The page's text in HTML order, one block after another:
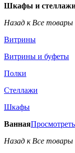
Шкафы и
Назад к Все товары
Витрины
Витрины и буфеты
Полки
Стеллажи
Шкафы
ВаннаяПросмотреть
Назад к Все товары